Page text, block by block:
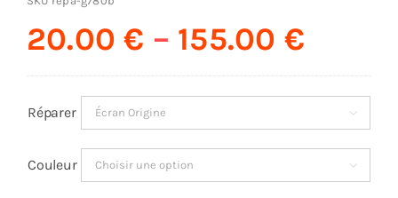
AUDIO
PROMOTION
20.00€ – 155.00 €
Réparer 
Couleur 